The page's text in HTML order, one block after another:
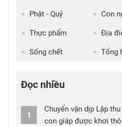
Phật - Quỷ Con
Thực phẩm Địa
Sống chết Tổng
Đọc nhiều
1
Chuyển vận dịp Lập
con giáp được khơi